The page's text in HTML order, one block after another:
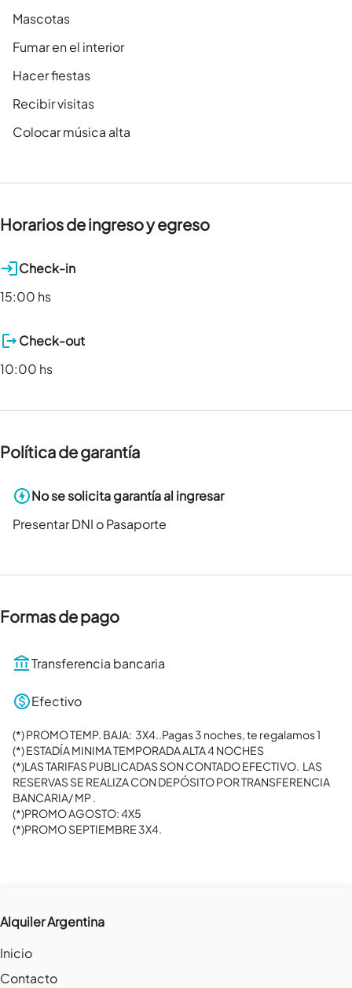
Mascotas
Fumar en el interior
Hacer fiestas
Recibir visitas
Colocar música alta
Horarios de ingreso y egreso
Check-in
15:00 hs
Check-out
10:00 hs
Política de garantía
No se solicita garantía al ingresar
Presentar DNI o Pasaporte
Formas de pago
Transferencia bancaria
Efectivo
(*) PROMO TEMP. BAJA:  3X4..Pagas 3 noches, te regalamos 1
(*) ESTADÍA MINIMA TEMPORADA ALTA 4 NOCHES
(*)LAS TARIFAS PUBLICADAS SON CONTADO EFECTIVO.  LAS
RESERVAS SE REALIZA CON DEPÓSITO POR TRANSFERENCIA
BANCARIA/ MP .
(*)PROMO AGOSTO: 4X5
(*)PROMO SEPTIEMBRE 3X4.
Alquiler Argentina
Inicio
Contacto